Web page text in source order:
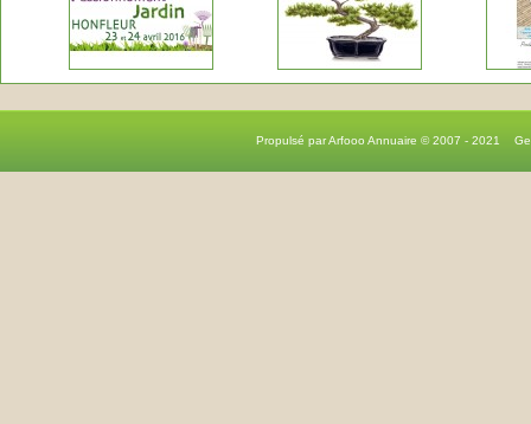
Propulsé par Arfooo Annuaire © 2007 - 2021